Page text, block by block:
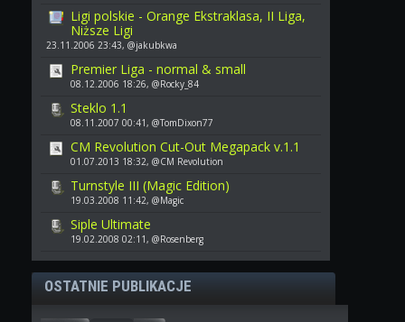
Ligi polskie - Orange Ekstraklasa, II Liga,
Niższe Ligi
23.11.2006 23:43, @jakubkwa
Premier Liga - normal & small
08.12.2006 18:26, @Rocky_84
Steklo 1.1
08.11.2007 00:41, @TomDixon77
CM Revolution Cut-Out Megapack v.1.1
01.07.2013 18:32, @CM Revolution
Turnstyle III (Magic Edition)
19.03.2008 11:42, @Magic
Siple Ultimate
19.02.2008 02:11, @Rosenberg
OSTATNIE PUBLIKACJE